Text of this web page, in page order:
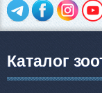
Каталог